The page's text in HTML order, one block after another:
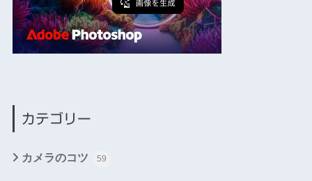
カテゴリー
カメラのコツ 59